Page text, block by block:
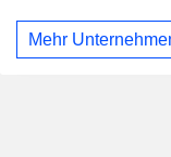
Mehr